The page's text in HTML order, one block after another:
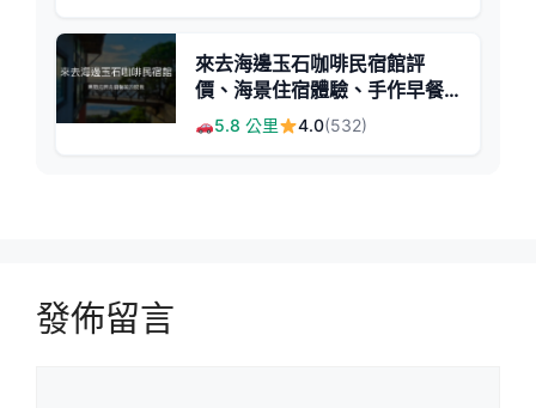
來去海邊玉石咖啡民宿館評
價、海景住宿體驗、手作早餐
與在地導覽 - 無敵海景咖啡民
5.8 公里 4.0(532)
發佈留言